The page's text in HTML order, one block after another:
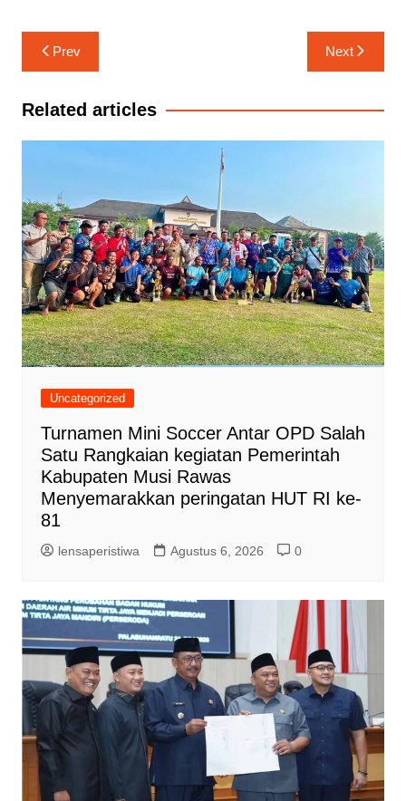
Navigasi
pos
Prev Next
Related articles
Uncategorized
Turnamen Mini Soccer Antar OPD Salah
Satu Rangkaian kegiatan Pemerintah
Kabupaten Musi Rawas
Menyemarakkan peringatan HUT RI ke-
81
lensaperistiwa Agustus 6, 2026 0